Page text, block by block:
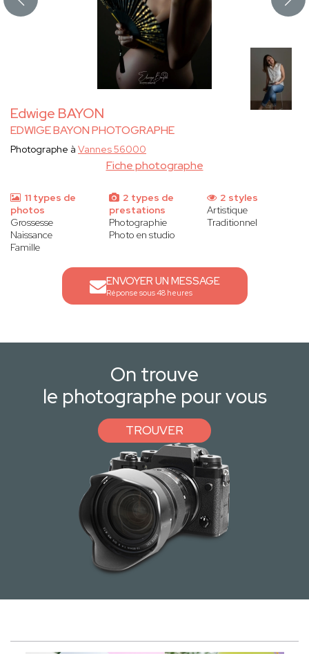
Edwige BAYON
EDWIGE BAYON PHOTOGRAPHE
Fiche photographe
Photographe à Vannes 56000
11 types de
photos
Grossesse
Naissance
Famille
2 types de
prestations
Photographie
Photo en studio
2 styles
Artistique
Traditionnel
ENVOYER UN MESSAGE
Réponse sous 48 heures
On trouve
le photographe pour vous
TROUVER